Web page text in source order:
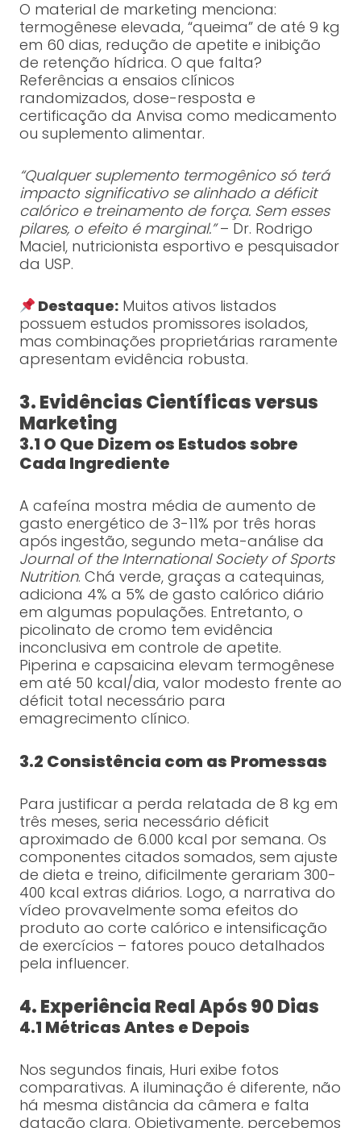
O material de marketing menciona:
termogênese elevada, “queima” de até 9 kg
em 60 dias, redução de apetite e inibição
de retenção hídrica. O que falta?
Referências a ensaios clínicos
randomizados, dose-resposta e
certificação da Anvisa como medicamento
ou suplemento alimentar.
“Qualquer suplemento termogênico só terá
impacto significativo se alinhado a déficit
calórico e treinamento de força. Sem esses
pilares, o efeito é marginal.”– Dr. Rodrigo
Maciel, nutricionista esportivo e pesquisador
da USP.
Destaque: Muitos ativos listados
possuem estudos promissores isolados,
mas combinações proprietárias raramente
apresentam evidência robusta.
3. Evidências Científicas versus
Marketing
3.1 O Que Dizem os Estudos sobre
Cada Ingrediente
A cafeína mostra média de aumento de
gasto energético de 3-11% por três horas
após ingestão, segundo meta-análise da
Journal of the International Society of Sports
Nutrition. Chá verde, graças a catequinas,
adiciona 4% a 5% de gasto calórico diário
em algumas populações. Entretanto, o
picolinato de cromo tem evidência
inconclusiva em controle de apetite.
Piperina e capsaicina elevam termogênese
em até 50 kcal/dia, valor modesto frente ao
déficit total necessário para
emagrecimento clínico.
3.2 Consistência com as Promessas
Para justificar a perda relatada de 8 kg em
três meses, seria necessário déficit
aproximado de 6.000 kcal por semana. Os
componentes citados somados, sem ajuste
de dieta e treino, dificilmente gerariam 300-
400 kcal extras diários. Logo, a narrativa do
vídeo provavelmente soma efeitos do
produto ao corte calórico e intensificação
de exercícios – fatores pouco detalhados
pela influencer.
4. Experiência Real Após 90 Dias
4.1 Métricas Antes e Depois
Nos segundos finais, Huri exibe fotos
comparativas. A iluminação é diferente, não
há mesma distância da câmera e falta
datação clara. Objetivamente, percebemos